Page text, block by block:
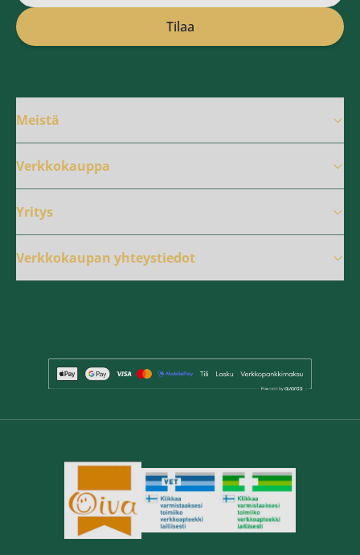
Sähköpostiosoite
Tilaa
Meistä
Verkkokauppa
Yritys
Verkkokaupan yhteystiedot